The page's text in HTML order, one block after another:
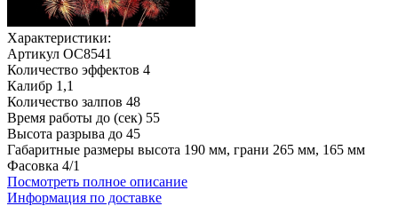
Характеристики:
Артикул ОС8541
Количество эффектов 4
Калибр 1,1
Количество залпов 48
Время работы до (сек) 55
Высота разрыва до 45
Габаритные размеры высота 190 мм, грани 265 мм, 165 мм
Фасовка 4/1
Посмотреть полное описание
Информация по доставке